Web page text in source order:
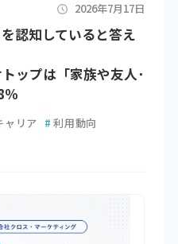
2026年7月17日
認知していると答え
ップは「家族や友人･
％
ャリア # 利用動向